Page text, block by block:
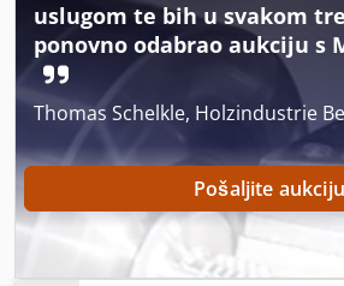
uslugom te bih u svakom
ponovno odabrao aukciju s
Thomas Schelkle, Holzindustrie
Pošaljite aukciju